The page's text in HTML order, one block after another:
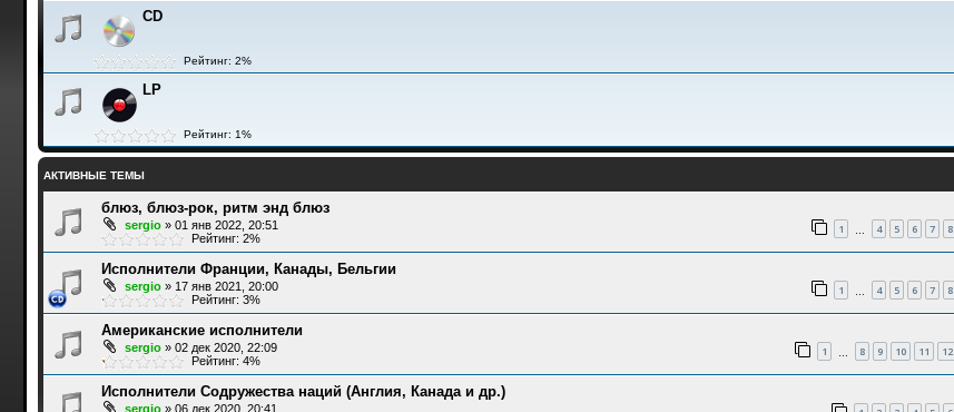
CD
Рейтинг: 2%
LP
Рейтинг: 1%
АКТИВНЫЕ ТЕМЫ
блюз, блюз-рок, ритм энд блюз
sergio» 01 янв 2022, 20:51 1 4 5 6 7 8
Рейтинг: 2%
Исполнители Франции, Канады, Бельгии
sergio» 17 янв 2021, 20:00 1 4 5 6 7 8
Рейтинг: 3%
Американские исполнители
sergio» 02 дек 2020, 22:09 1 8 9 10 11 12
Рейтинг: 4%
Исполнители Содружества наций (Англия, Канада и др.)
sergio» 06 дек 2020, 20:41